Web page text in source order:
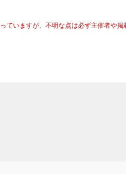
ていますが、不明な点は必ず主催者や掲